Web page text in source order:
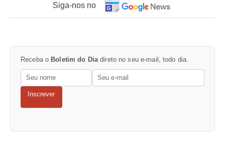
Siga-nos no
Receba o Boletim do Diadireto no seu e-mail, todo dia.
Inscrever